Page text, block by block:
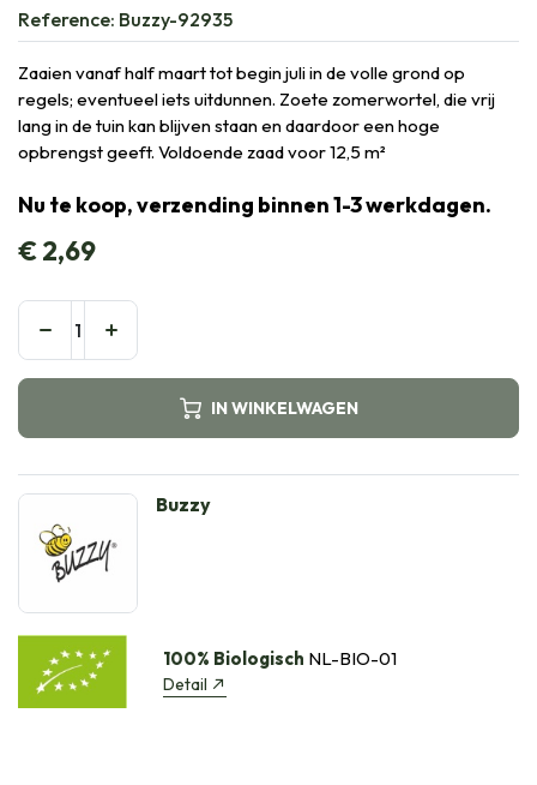
Reference: Buzzy-92935
Zaaien vanaf half maart tot begin juli in de volle grond op
regels; eventueel iets uitdunnen. Zoete zomerwortel, die vrij
lang in de tuin kan blijven staan en daardoor een hoge
opbrengst geeft. Voldoende zaad voor 12,5 m²
Nu te koop, verzending binnen 1-3 werkdagen.
€2,69
IN WINKELWAGEN
Buzzy
100% Biologisch NL-BIO-01
Detail